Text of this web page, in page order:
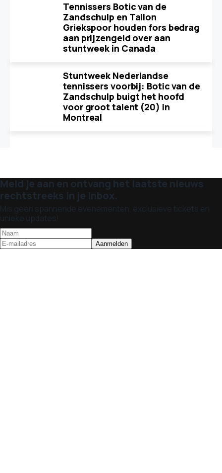
Tennissers Botic van de
Zandschulp en Tallon
Griekspoor houden fors bedrag
aan prijzengeld over aan
stuntweek in Canada
Stuntweek Nederlandse
tennissers voorbij: Botic van de
Zandschulp buigt het hoofd
voor groot talent (20) in
Montreal
Meld je aan en ontvang het laatste nieuws
rechtstreeks in je inbox.
Mis geen spannende evenementen, exclusieve tickets en
unieke updates!